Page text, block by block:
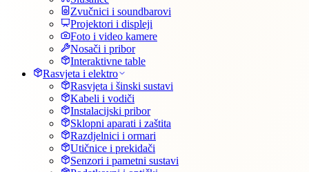
Zvučnici i soundbarovi
Projektori i displeji
Foto i video kamere
Nosači i pribor
Interaktivne table
Rasvjeta i elektro
Rasvjeta i šinski sustavi
Kabeli i vodiči
Instalacijski pribor
Sklopni aparati i zaštita
Razdjelnici i ormari
Utičnice i prekidači
Senzori i pametni sustavi